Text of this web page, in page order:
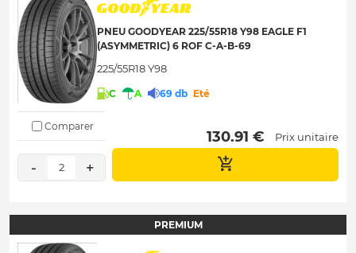
PNEU GOODYEAR 225/55R18 Y98 EAGLE F1
(ASYMMETRIC) 6 ROF C-A-B-69
225/55R18 Y98
C A 69 db Eté
Comparer
- 2 +
130.91 € Prix unitaire
PREMIUM